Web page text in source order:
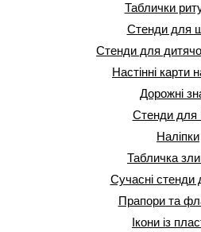
Таблички
Стенди для
Стенди для
Настінні карти
Дорожні
Стенди
Наліпки
Табличка
Сучасні
Прапори та
Ікони із